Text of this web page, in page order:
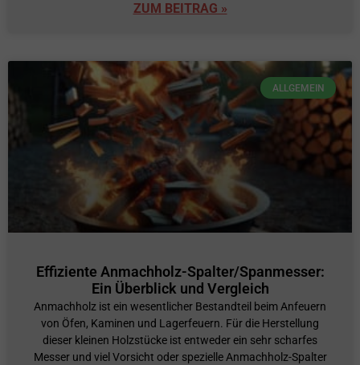
ZUM BEITRAG »
ALLGEMEIN
Effiziente Anmachholz-Spalter/Spanmesser:
Ein Überblick und Vergleich
Anmachholz ist ein wesentlicher Bestandteil beim Anfeuern
von Öfen, Kaminen und Lagerfeuern. Für die Herstellung
dieser kleinen Holzstücke ist entweder ein sehr scharfes
Messer und viel Vorsicht oder spezielle Anmachholz-Spalter